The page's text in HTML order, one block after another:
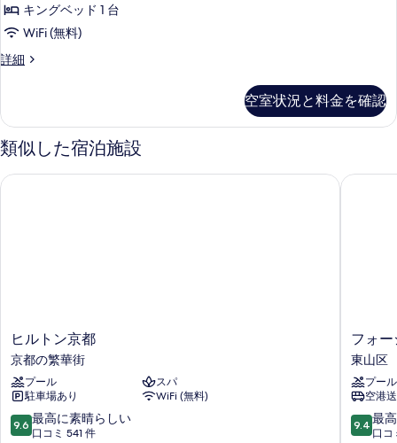
キングベッド 1 台
WiFi (無料)
詳細
Deluxe
Bed,
City
View
詳
空室状況と料金を確認
類似した宿泊施設
ヒ
ル
ト
ン
京
都
京
ヒルトン京都
京都の繁華街
プール
スパ
駐車場あり
WiFi (無料)
10
段
9.6 最高に素晴らしい
口コミ 541 件
ヒルトン京都
フ
ォ
ー
シ
ー
ズ
ン
フォ
東山区
プール
空港
10
段
9.4 最
口コ
フォー